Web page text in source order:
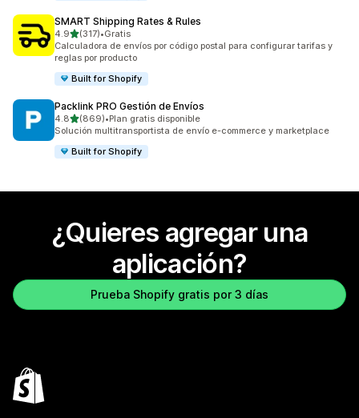
SMART Shipping Rates & Rules
4.9de 5 estrellas
(317)
317 reseñas en total
•Gratis
Calculadora de envíos por código postal para configurar tarifas y
reglas por producto
Built for Shopify
Packlink PRO Gestión de Envíos
4.8de 5 estrellas
(869)
869 reseñas en total
•Plan gratis disponible
Solución multitransportista de envío e-commerce y marketplace
Built for Shopify
¿Quieres agregar una
aplicación?
Prueba Shopify gratis por 3 días